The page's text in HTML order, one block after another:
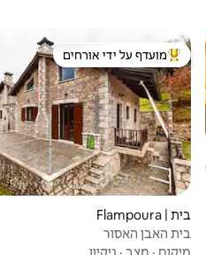
5, 4 ביקורות
מוביל בקרב נכסים מועדפים על ידי
מועדף על ידי אורחים
בית | Flampoura
בית האבן האסור